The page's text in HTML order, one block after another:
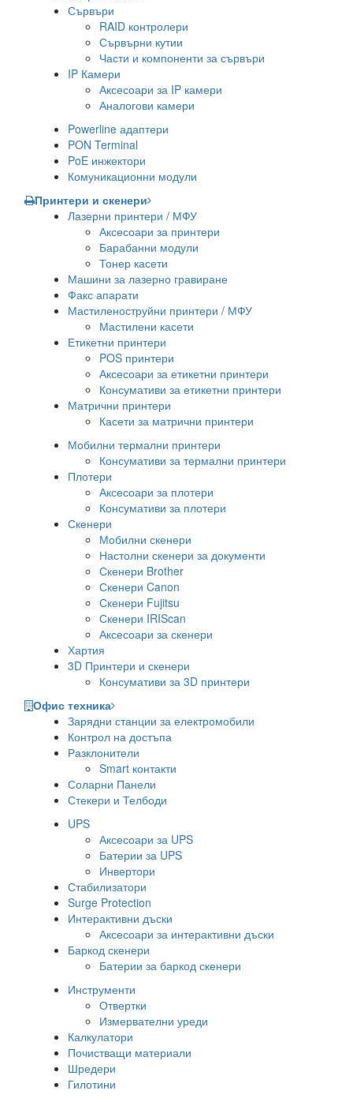
Сървъри
RAID контролери
Сървърни кутии
Части и компоненти за сървъри
IP Камери
Аксесоари за IP камери
Аналогови камери
Powerline адаптери
PON Terminal
PoE инжектори
Комуникационни модули
Принтери и скенери
Лазерни принтери / МФУ
Аксесоари за принтери
Барабанни модули
Тонер касети
Машини за лазерно гравиране
Факс апарати
Мастиленоструйни принтери / МФУ
Мастилени касети
Етикетни принтери
POS принтери
Аксесоари за етикетни принтери
Консумативи за етикетни принтери
Матрични принтери
Касети за матрични принтери
Мобилни термални принтери
Консумативи за термални принтери
Плотери
Аксесоари за плотери
Консумативи за плотери
Скенери
Мобилни скенери
Настолни скенери за документи
Скенери Brother
Скенери Canon
Скенери Fujitsu
Скенери IRIScan
Аксесоари за скенери
Хартия
3D Принтери и скенери
Консумативи за 3D принтери
Офис техника
Зарядни станции за електромобили
Контрол на достъпа
Разклонители
Smart контакти
Соларни Панели
Стекери и Телбоди
UPS
Аксесоари за UPS
Батерии за UPS
Инвертори
Стабилизатори
Surge Protection
Интерактивни дъски
Аксесоари за интерактивни дъски
Баркод скенери
Батерии за баркод скенери
Инструменти
Отвертки
Измервателни уреди
Калкулатори
Почистващи материали
Шредери
Гилотини